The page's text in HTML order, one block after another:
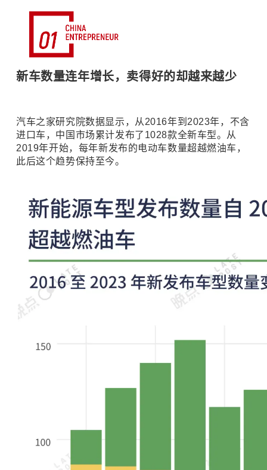
新车数量连年增长，卖得好的却越来越少
汽车之家研究院数据显示，从2016年到2023年，不含
进口车，中国市场累计发布了1028款全新车型。从
2019年开始，每年新发布的电动车数量超越燃油车，
此后这个趋势保持至今。